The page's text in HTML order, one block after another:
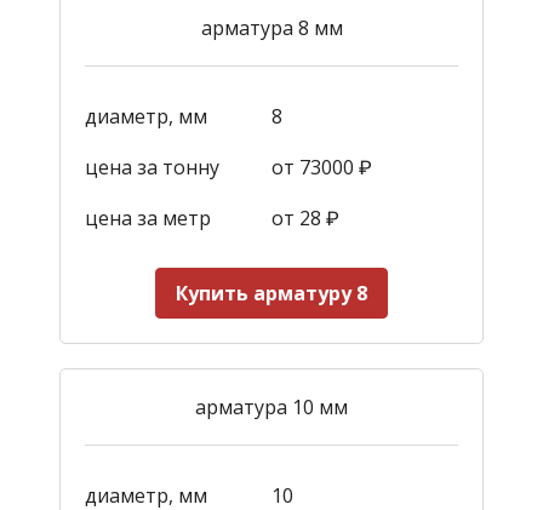
арматура 8 мм
диаметр, мм
8
цена за тонну
от 73000 ₽
цена за метр
от 28 ₽
Купить арматуру 8
арматура 10 мм
диаметр, мм
10